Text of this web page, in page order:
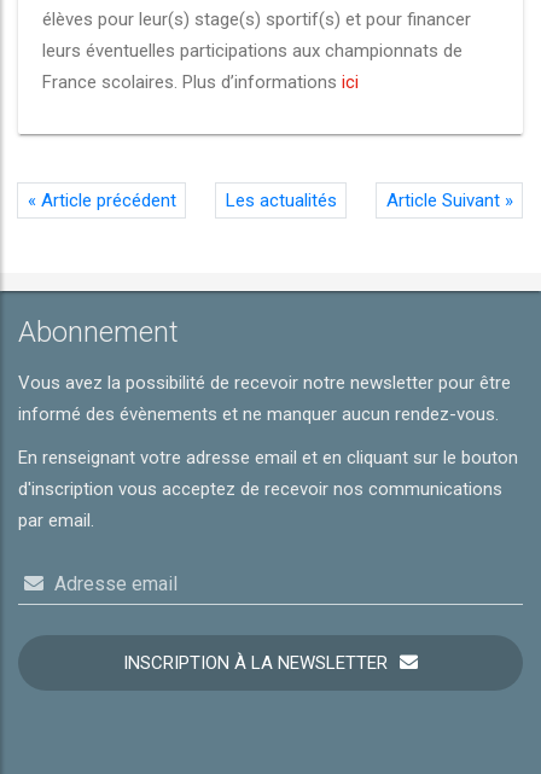
élèves pour leur(s) stage(s) sportif(s) et pour financer
leurs éventuelles participations aux championnats de
France scolaires. Plus d’informations ici
«Article précédent Les actualités Article Suivant »
Abonnement
Vous avez la possibilité de recevoir notre newsletter pour être
informé des évènements et ne manquer aucun rendez-vous.
En renseignant votre adresse email et en cliquant sur le bouton
d'inscription vous acceptez de recevoir nos communications
par email.
Adresse email
INSCRIPTION À LA NEWSLETTER